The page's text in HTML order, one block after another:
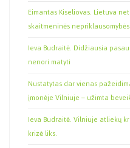
Eimantas Kiseliovas. Lietuva
skaitmeninės nepriklausomybės
Ieva Budraitė. Didžiausia
nenori matyti
Nustatytas dar vienas
įmonėje Vilniuje – užimta
Ieva Budraitė. Vilniuje atliekų
krizė liks.